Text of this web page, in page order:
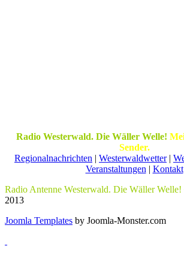
Radio Westerwald. Die Wäller Welle!
Sender.
Regionalnachrichten | Westerwaldwetter|
Veranstaltungen | Kontakt
Radio Antenne Westerwald. Die Wäller Welle!
2013
Joomla Templates by Joomla-Monster.com